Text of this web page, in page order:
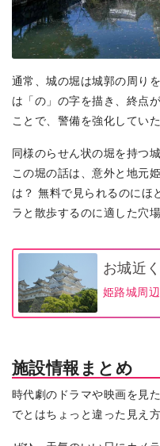
通常、城の堀は城郭の周り
は「の」の字を描き、終点
ことで、警備を強化してい
同様のらせん状の堀を持つ
この堀の話は、意外と地元
は？ 無料で見られるのにほ
ラと散歩するのに適した穴
お城近
姫路城周
施設情報まとめ
時代劇のドラマや映画を見
でとはちょっと違った見え